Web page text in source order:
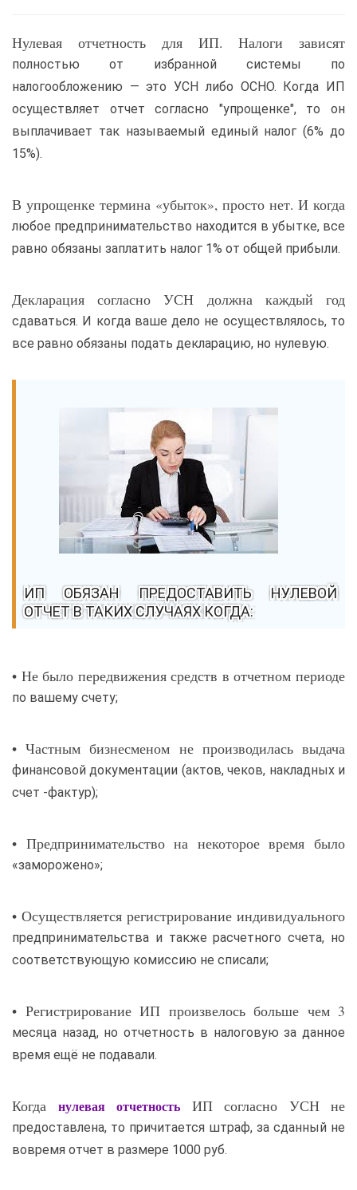
Нулевая отчетность для ИП. Налоги зависят
полностью от избранной системы по
налогообложению — это УСН либо ОСНО. Когда ИП
осуществляет отчет согласно "упрощенке", то он
выплачивает так называемый единый налог (6% до
15%).
В упрощенке термина «убыток», просто нет. И когда
любое предпринимательство находится в убытке, все
равно обязаны заплатить налог 1% от общей прибыли.
Декларация согласно УСН должна каждый год
сдаваться. И когда ваше дело не осуществлялось, то
все равно обязаны подать декларацию, но нулевую.
ИП ОБЯЗАН ПРЕДОСТАВИТЬ НУЛЕВОЙ
ОТЧЕТ В ТАКИХ СЛУЧАЯХ КОГДА:
• Не было передвижения средств в отчетном периоде
по вашему счету;
• Частным бизнесменом не производилась выдача
финансовой документации (актов, чеков, накладных и
счет -фактур);
• Предпринимательство на некоторое время было
«заморожено»;
• Осуществляется регистрирование индивидуального
предпринимательства и также расчетного счета, но
соответствующую комиссию не списали;
• Регистрирование ИП произвелось больше чем 3
месяца назад, но отчетность в налоговую за данное
время ещё не подавали.
Когда нулевая отчетность ИП согласно УСН не
предоставлена, то причитается штраф, за сданный не
вовремя отчет в размере 1000 руб.